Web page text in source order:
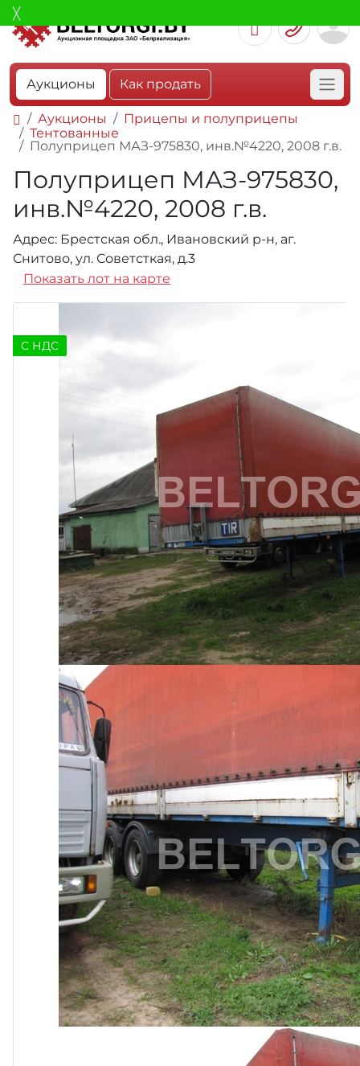
Аукционы Как продать
Аукционы
Прицепы и полуприцепы
Тентованные
Полуприцеп МАЗ-975830, инв.№4220, 2008 г.в.
Полуприцеп МАЗ-975830,
инв.№4220, 2008 г.в.
Адрес: Брестская обл., Ивановский р-н, аг.
Снитово, ул. Советсткая, д.3
Показать лот на карте
C НДС